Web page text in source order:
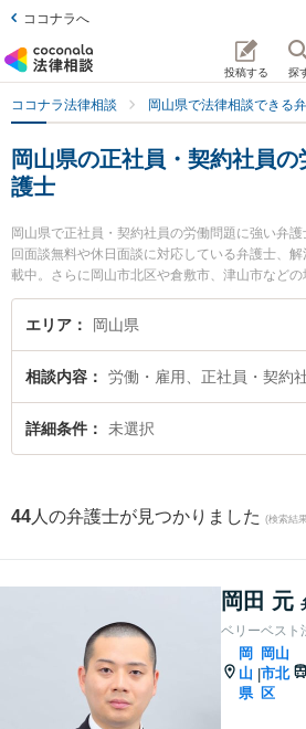
ココナラへ
投稿する 探
ココナラ法律相談 岡山県で法律相談できる
岡山県の正社員・契約社員
護士
岡山県で正社員・契約社員の労働問題に強い弁
回面談無料や休日面談に対応している弁護士、
載中。さらに岡山市北区や倉敷市、津山市など
ます。労働・雇用に関係する不当解雇や退職勧
の絞り込み検索もでき便利です。特にベリーベ
どが注目されています。『岡山県で土日や夜間
労働問題のトラブルを今すぐに弁護士に相談し
働問題のトラブル解決の実績豊富な近くの弁護
エリア 岡山県
相談内容 労働・雇用、正社員・契約
詳細条件 未選択
44 人の弁護士が見つかりました (検索結
岡田 元
ベリーベスト
岡
山
県
|
岡山
市北
区